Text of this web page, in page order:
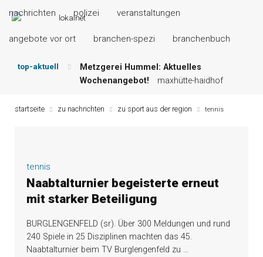
nachrichten polizei veranstaltungen
angebote vor ort branchen-spezi branchenbuch
top-aktuell
Metzgerei Hummel: Aktuelles
Wochenangebot!
maxhütte-haidhof
Grillspezialitäten u.v.m.! kallmünz
Maxhütter Fischladen: Unser aktuelles
Angebot …
maxhütte-haidhof
Region!
angebote vor ort | anzeige
startseite zu nachrichten zu sport aus der region tennis
tennis
Naabtalturnier begeisterte erneut
mit starker Beteiligung
BURGLENGENFELD (sr). Über 300 Meldungen und rund
240 Spiele in 25 Disziplinen machten das 45.
Naabtalturnier beim TV Burglengenfeld zu …